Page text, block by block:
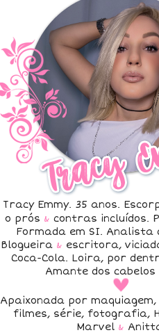
Tracy Emmy. 35 anos.
o prós & contras incluídos.
Formada em SI. Analista
Blogueira & escritora,
Coca-Cola. Loira, por
Amante dos
a
Apaixonada por maquiagem,
filmes, série, fotografia,
Marvel &